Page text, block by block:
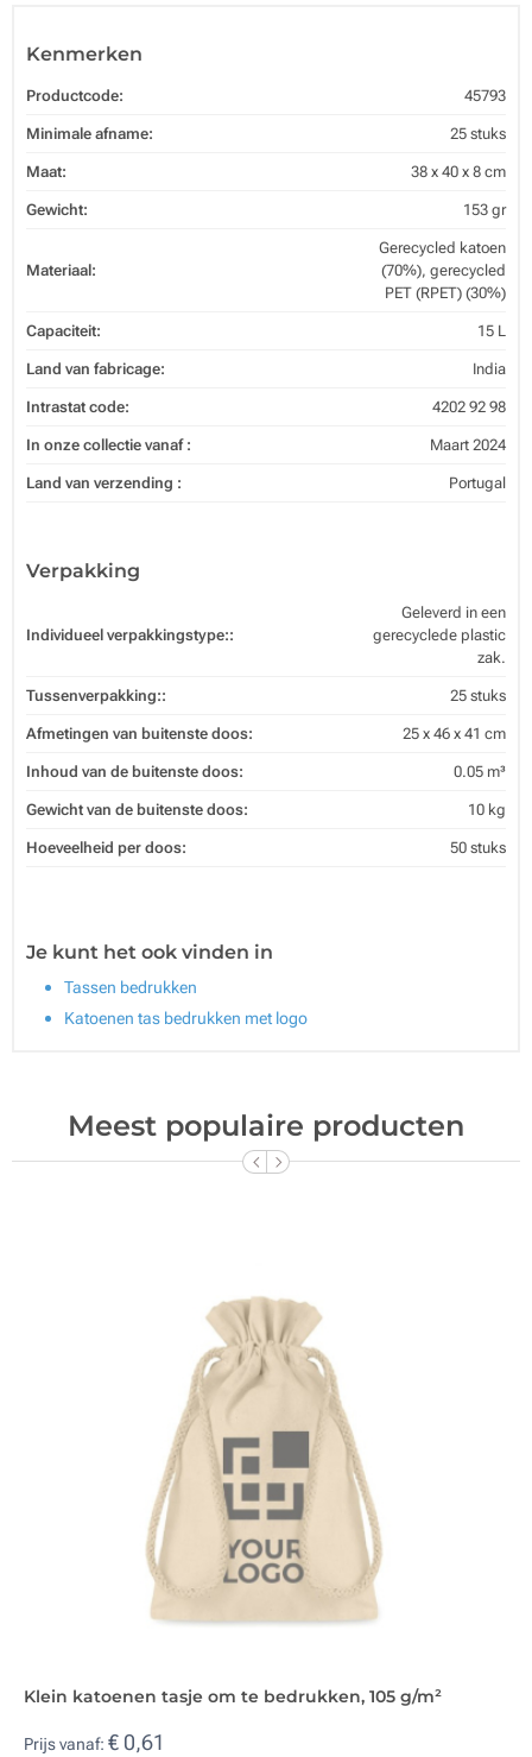
Kenmerken
Productcode: 45793
Minimale afname: 25 stuks
Maat: 38 x 40 x 8 cm
Gewicht: 153 gr
Materiaal:
Gerecycled katoen
(70%), gerecycled
PET (RPET) (30%)
Capaciteit: 15 L
Land van fabricage: India
Intrastat code: 4202 92 98
In onze collectie vanaf : Maart 2024
Land van verzending : Portugal
Verpakking
Individueel verpakkingstype::
Geleverd in een
gerecyclede plastic
zak.
Tussenverpakking:: 25 stuks
Afmetingen van buitenste doos: 25 x 46 x 41 cm
Inhoud van de buitenste doos: 0.05 m³
Gewicht van de buitenste doos: 10 kg
Hoeveelheid per doos: 50 stuks
Je kunt het ook vinden in
Tassen bedrukken
Katoenen tas bedrukken met logo
Meest populaire producten
Klein katoenen tasje om te bedrukken, 105 g/m²
Prijs vanaf: € 0,61